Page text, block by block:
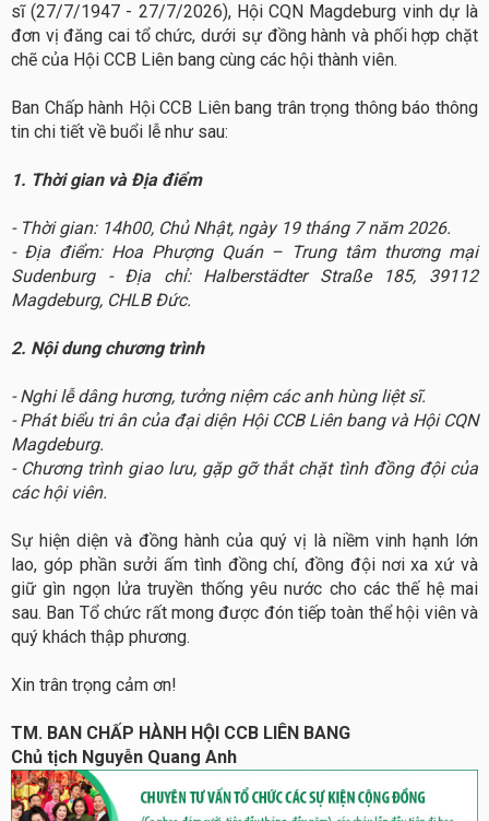
sĩ (27/7/1947 - 27/7/2026), Hội CQN Magdeburg vinh dự là
đơn vị đăng cai tổ chức, dưới sự đồng hành và phối hợp chặt
chẽ của Hội CCB Liên bang cùng các hội thành viên.
Ban Chấp hành Hội CCB Liên bang trân trọng thông báo thông
tin chi tiết về buổi lễ như sau:
1. Thời gian và Địa điểm
- Thời gian: 14h00, Chủ Nhật, ngày 19 tháng 7 năm 2026.
- Địa điểm: Hoa Phượng Quán – Trung tâm thương mại
Sudenburg - Địa chỉ: Halberstädter Straße 185, 39112
Magdeburg, CHLB Đức.
2. Nội dung chương trình
-Nghi lễ dâng hương, tưởng niệm các anh hùng liệt sĩ.
- Phát biểu tri ân của đại diện Hội CCB Liên bang và Hội CQN
Magdeburg.
- Chương trình giao lưu, gặp gỡ thắt chặt tình đồng đội của
các hội viên.
Sự hiện diện và đồng hành của quý vị là niềm vinh hạnh lớn
lao, góp phần sưởi ấm tình đồng chí, đồng đội nơi xa xứ và
giữ gìn ngọn lửa truyền thống yêu nước cho các thế hệ mai
sau. Ban Tổ chức rất mong được đón tiếp toàn thể hội viên và
quý khách thập phương.
Xin trân trọng cảm ơn!
TM. BAN CHẤP HÀNH HỘI CCB LIÊN BANG
Chủ tịch Nguyễn Quang Anh